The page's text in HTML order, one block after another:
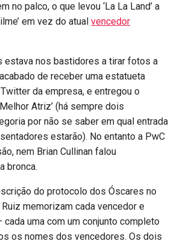
no palco, o que levou ‘La La Land’ a
em vez do atualvencedor
estava nos bastidores a tirar fotos a
de receber uma estatueta
da empresa, e entregou o
Atriz’ (há sempre dois
por não se saber em qual entrada
estarão). No entanto a PwC
nem Brian Cullinan falou
bronca.
do protocolo dos Óscares no
memorizam cada vencedor e
cada uma com um conjunto completo
os nomes dos vencedores. Os dois